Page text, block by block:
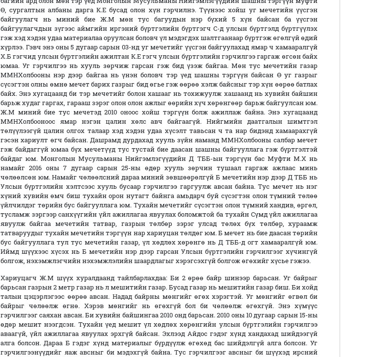
Ө, сургалтын албаны дарга К.Е бусад олон хүн гэрчилнэ. Түүнээс хойш уг мечетийн үүсгэн
байгуулагч нь миний бие Ж.М мөн тус багуудын нэр бүхий 5 хүн байсан ба үүсгэн
байгуулагчдын зүгээс аймгийн иргэний бүртгэлийн бүртгэгч С-д улсын бүртгэлд бүртгүүлэх
гэж хэд хэдэн удаа материалаа оруулсан боловч үл мэдэгдэх шалтгаанаар бүртгэж өгөлгүй өдий
хүрлээ. Гэвч энэ оны 5 дугаар сарын 03-нд уг мечетийг үүсгэн байгуулахад ямар ч хамааралгүй
Х.Б гэгчид улсын бүртгэлийн ажилтан К.Е гэгч улсын бүртгэлийн гэрчилгээ гаргаж өгсөн байх
юмаа. Уг гэрчилгээ нь хууль зөрчиж гарсан гэж бид үзэж байгаа. Мөн тус мечетийн газар
ММНХолбооны нэр дээр байгаа нь үнэн боловч тэр үед шашны тэргүүн байсан Ө уг газрыг
сүсэгтэн олны өмнө мечет барих газрыг бид өгье гэж өөрөө хэлж байсныг тэр хүн өөрөө батлах
байх. Энэ хугацаанд би тэр мечетийг болон хашааг нь тохижуулж хашаанд нь хувийн байшин
барьж худаг гаргах, гарааш зэрэг олон олон ажлыг өөрийн хүч хөрөнгөөр барьж байгуулсан юм.
Ж.М миний бие тус мечетэд 2010 оноос хойш тэргүүн болж ажиллаж байна. Энэ хугацаанд
ММНХолбооноос ямар нэгэн цалин хөлс авч байгаагүй. Нийгмийн даатгалын шимтгэл
төлүүлээгүй цалин олгох талаар хэд хэдэн удаа хүсэлт тавьсан ч та нар бидэнд хамаарахгүй
гэсэн хариулт өгч байсан. Дашрамд дурдахад хууль зүйн яаманд ММНХолбооны салбар мечет
гэж байдаггүй юмаа бүх мечетүүд тус тустай бие даасан шашны байгууллага гэж бүртгэлтэй
байдаг юм. Монголын Мусульманы Нийгэмлэгүүдийн Д ТББ-ын тэргүүн бас Муфти М.Х нь
намайг 2016 оны 7 дугаар сарын 25-ны өдөр хууль зөрчин тушаал гаргаж ажлаас минь
чөлөөлсөн юм. Намайг чөлөөлсний дараа миний зөвшөөрөлгүй Б мечетийн нэр дээр Д ТББ нь
Улсын бүртгэлийн хэлтсээс хууль бусаар гэрчилгээ гаргуулж авсан байна. Тус мечет нь нэг
хүний хувийн өмч биш тухайн орон нутагт байнга амьдарч буй сүсэгтэн олон түмний төлөө
үйлчилдэг төрийн бус байгууллага юм. Тухайн мечетийг сүсэгтэн олон түмний хандив, өргөл,
тусламж зэргээр санхүүгийн үйл ажиллагаа явуулах боломжтой ба тухайн Сүмд үйл ажиллагаа
явуулж байгаа мечетийн татвар, газрын төлбөр зэрэг улсад төлөх бүх төлбөр, хураамж
татваруудыг тухайн мечетийн тэргүүн нар хариуцан төлдөг юм. Б мечет нь бие даасан төрийн
бус байгууллага тул тус мечетийн газар, үл хөдлөх хөрөнгө нь Д ТББ-д огт хамааралгүй юм.
Иймд шүүхээс хүсэх нь Б мечетийн нэр дээр гарсан Улсын бүртгэлийн гэрчилгээг хүчингүй
болгож, нэхэмжлэгчийн нэхэмжлэлийн шаардлагыг хэрэгсэхгүй болгож өгөхийг хүсье гэжээ.
Хариуцагч Ж.М шүүх хуралдаанд тайлбарлахдаа: Би 2 өрөө байр шинээр барьсан. Уг байрыг
барьсан газрын 2 метр газар нь л мешитийн газар. Бусад газар нь мешитийн газар биш. Би хойд
талын цэцэрлэгээс өөрөө авсан. Надад байрны мөнгийг өгөх хэрэгтэй. Уг мөнгийг өгвөл би
байрыг чөлөөлж өгнө. Хэрэв мөнгийг нь өгөхгүй бол би чөлөөлж өгөхгүй. Энэ хүмүүс
гэрчилгээг саяхан авсан. Би хувийн байшингаа 2010 онд барьсан. 2010 оны 10 дугаар сарын 15-ны
өдөр мешит нээгдсэн. Тухайн үед мешит үл хөдлөх хөрөнгийн улсын бүртгэлийн гэрчилгээ
аваагүй, үйл ажиллагаа явуулах эрхгүй байсан. Эхлээд Айдос гэдэг хүнд хандахад шийдээгүй
алга болсон. Дараа Б гэдэг хүнд материалыг бүрдүүлж өгөхөд бас шийдэлгүй алга болсон. Уг
гэрчилгээнүүдийг яаж авсныг би мэдэхгүй байна. Тус гэрчилгээг авсныг би шүүхэд ирсний